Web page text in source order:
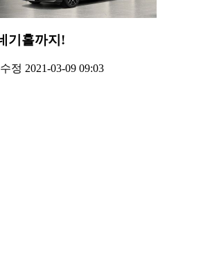
기홀까지!
수정 2021-03-09 09:03